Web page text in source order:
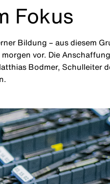
Fokus
Bildung – aus diesem
vor. Die
Bodmer, Schulleiter